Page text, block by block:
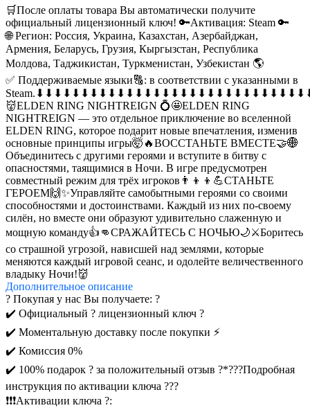
🛒После оплаты товара Вы автоматически получите
официальный лицензионный ключ! 🔑Активация: Steam 🔑
🌐 Регион: Россия, Украина, Казахстан, Азербайджан,
Армения, Беларусь, Грузия, Кыргызстан, Республика
Молдова, Таджикистан, Туркменистан, Узбекистан 🌎
✅ Поддерживаемые языки🔠: в соответствии с указанными в
Steam.
👹ELDEN RING NIGHTREIGN 💍🤩ELDEN RING
NIGHTREIGN — это отдельное приключение во вселенной
ELDEN RING, которое подарит новые впечатления, изменив
основные принципы игры🤯 🔥ВОССТАНЬТЕ ВМЕСТЕ🤝🌐
Объединитесь с другими героями и вступите в битву с
опасностями, таящимися в Ночи. В игре предусмотрен
совместный режим для трёх игроков👨‍👦‍👦 💪СТАНЬТЕ
ГЕРОЕМ🙌✨Управляйте самобытными героями со своими
способностями и достоинствами. Каждый из них по-своему
силён, но вместе они образуют удивительно слаженную и
мощную команду👍 👊СРАЖАЙТЕСЬ С НОЧЬЮ🌙⚔️Боритесь
со страшной угрозой, нависшей над землями, которые
меняются каждый игровой сеанс, и одолейте величественного
владыку Ночи!👹
Дополнительное описание
? Покупая у нас Вы получаете: ?
✔️ Официальный ? лицензионный ключ ?
✔️ Моментальную доставку после покупки ⚡
✔️ Комиссия 0%
✔️ 100% подарок ? за положительный отзыв ?*???Подробная
инструкция по активации ключа ???
❗❗❗Активации ключа ?: